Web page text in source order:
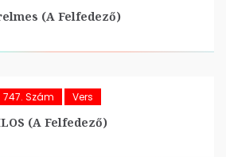
(A Felfedező)
747. Szám Vers
(A Felfedező)